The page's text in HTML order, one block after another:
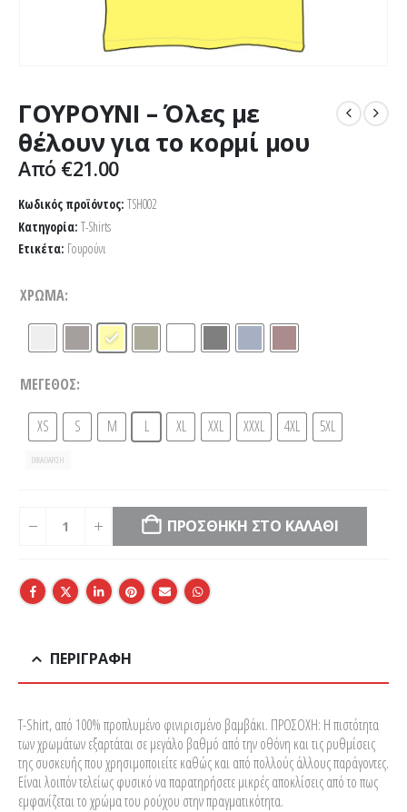
ΓΟΥΡΟΥΝΙ – Όλες με
θέλουν για το κορμί μου
Από €21.00
Κωδικός προϊόντος: TSH002
Κατηγορία: T-Shirts
Ετικέτα: Γουρούνι
ΧΡΏΜΑ
ΜΈΓΕΘΟΣ
XS S M L XL XXL XXXL 4XL 5XL
ΕΚΚΑΘΆΡΙΣΗ
ΠΡΟΣΘΉΚΗ ΣΤΟ ΚΑΛΆΘΙ
ΠΕΡΙΓΡΑΦΉ
T-Shirt, από 100% προπλυμένο φινιρισμένο βαμβάκι. ΠΡΟΣΟΧΗ: Η πιστότητα
των χρωμάτων εξαρτάται σε μεγάλο βαθμό από την οθόνη και τις ρυθμίσεις
της συσκευής που χρησιμοποιείτε καθώς και από πολλούς άλλους παράγοντες.
Είναι λοιπόν τελείως φυσικό να παρατηρήσετε μικρές αποκλίσεις από το πως
εμφανίζεται το χρώμα του ρούχου στην πραγματικότητα.